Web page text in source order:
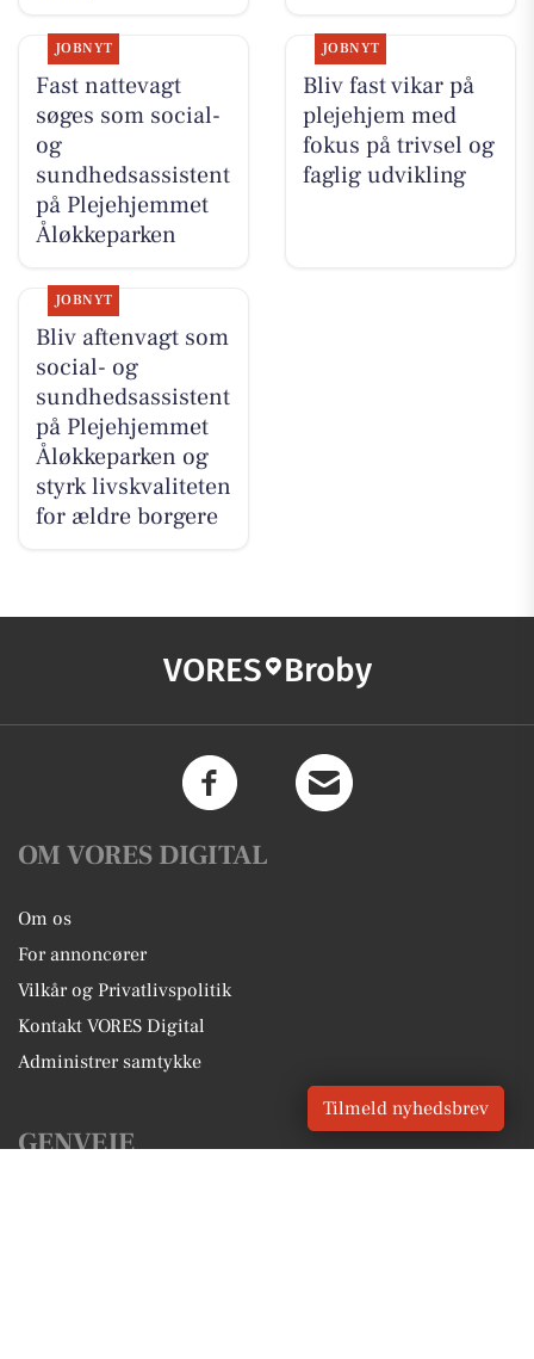
JOBNYT
Fast nattevagt
søges som social-
og
sundhedsassistent
på Plejehjemmet
Åløkkeparken
JOBNYT
Bliv fast vikar på
plejehjem med
fokus på trivsel og
faglig udvikling
JOBNYT
Bliv aftenvagt som
social- og
sundhedsassistent
på Plejehjemmet
Åløkkeparken og
styrk livskvaliteten
for ældre borgere
VORES Broby
OM VORES DIGITAL
Om os
For annoncører
Vilkår og Privatlivspolitik
Kontakt VORES Digital
Administrer samtykke
GENVEJE
Tilmeld nyhedsbrev